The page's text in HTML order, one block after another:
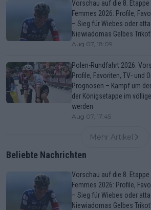
Vorschau auf die 8. Etappe
Femmes 2026: Profile,
– Sieg für Wiebes oder
Niewiadomas Gelbes
Aug 07, 18:09
Polen-Rundfahrt 2026:
Profile, Favoriten, TV- und
Prognosen – Kampf um
der Königsetappe im
werden
Aug 07, 17:45
Mehr Artikel
Beliebte Nachrichten
Vorschau auf die 8. Etappe
Femmes 2026: Profile,
– Sieg für Wiebes oder
Niewiadomas Gelbes